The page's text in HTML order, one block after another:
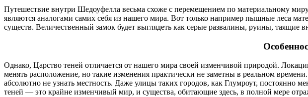
Путешествие внутри Шедоуфелла весьма схоже с перемещением по материальному
являются аналогами самих себя из нашего мира. Вот только например пышные леса
существ. Величественный замок будет выглядеть как серые развалины, руины, таящие
Однако, Царство теней отличается от нашего мира своей изменчивой природой.
менять расположение, но такие изменения практически не заметны в реальном
абсолютно не узнать местность. Даже улицы таких городов, как Глумроут,
теней — это крайне изменчивый мир, и существа, обитающие здесь, в полной мере